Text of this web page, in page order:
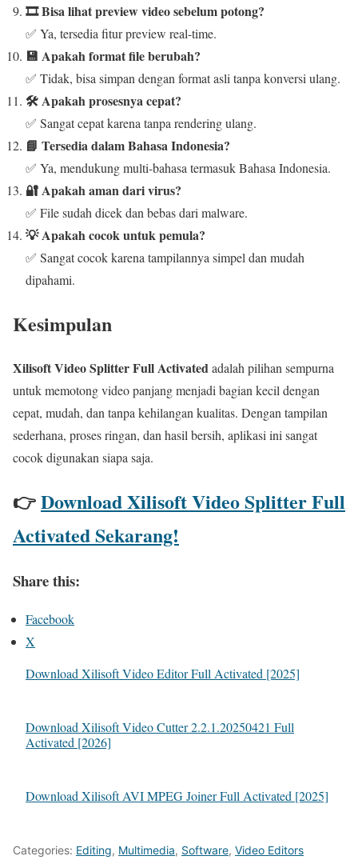
🎞️ Bisa lihat preview video sebelum potong?
✅ Ya, tersedia fitur preview real-time.
💾 Apakah format file berubah?
✅ Tidak, bisa simpan dengan format asli tanpa konversi ulang.
🛠️ Apakah prosesnya cepat?
✅ Sangat cepat karena tanpa rendering ulang.
📘 Tersedia dalam Bahasa Indonesia?
✅ Ya, mendukung multi-bahasa termasuk Bahasa Indonesia.
🔐 Apakah aman dari virus?
✅ File sudah dicek dan bebas dari malware.
💡 Apakah cocok untuk pemula?
✅ Sangat cocok karena tampilannya simpel dan mudah
dipahami.
Kesimpulan
Xilisoft Video Splitter Full Activatedadalah pilihan sempurna
untuk memotong video panjang menjadi bagian kecil dengan
cepat, mudah, dan tanpa kehilangan kualitas. Dengan tampilan
sederhana, proses ringan, dan hasil bersih, aplikasi ini sangat
cocok digunakan siapa saja.
👉Download Xilisoft Video Splitter Full
Activated Sekarang!
Share this:
Facebook
X
Download Xilisoft Video Editor Full Activated [2025]
Download Xilisoft Video Cutter 2.2.1.20250421 Full
Activated [2026]
Download Xilisoft AVI MPEG Joiner Full Activated [2025]
Categories: Editing, Multimedia, Software, Video Editors